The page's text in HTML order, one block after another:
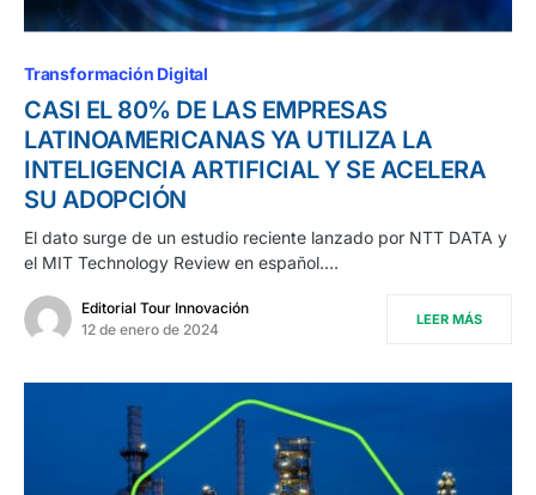
Transformación Digital
CASI EL 80% DE LAS EMPRESAS
LATINOAMERICANAS YA UTILIZA LA
INTELIGENCIA ARTIFICIAL Y SE ACELERA
SU ADOPCIÓN
El dato surge de un estudio reciente lanzado por NTT DATA y
el MIT Technology Review en español.…
Editorial Tour Innovación
12 de enero de 2024
LEER MÁS